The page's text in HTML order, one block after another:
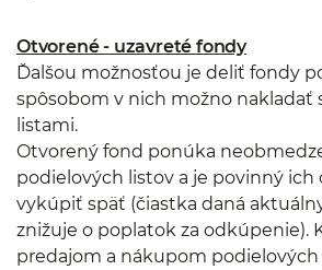
Otvorené - uzavreté fondy
Ďalšou možnosťou je deliť fondy
spôsobom v nich možno nakladať
listami.
Otvorený fond ponúka
podielových listov a je povinný ich
vykúpiť späť (čiastka daná
znižuje o poplatok za odkúpenie).
predajom a nákupom